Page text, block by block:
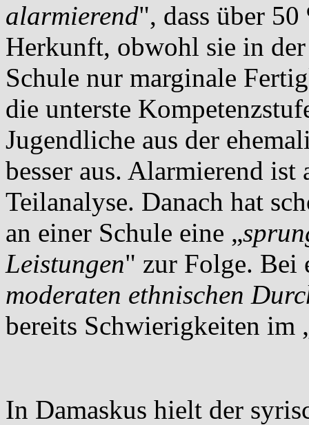
alarmierend", dass über
Herkunft, obwohl sie in
Schule nur marginale
die unterste
Jugendliche aus der
besser aus. Alarmierend ist
Teilanalyse. Danach hat
an einer Schule eine „
Leistungen" zur Folge. Bei
moderaten ethnischen
bereits Schwierigkeiten im
In Damaskus hielt der